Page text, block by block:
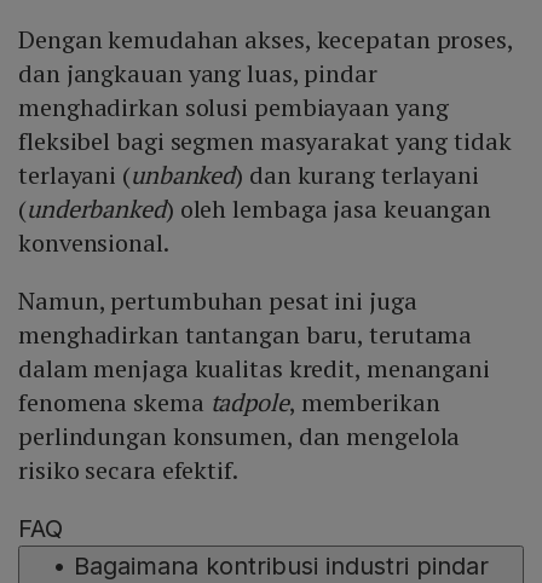
Dengan kemudahan akses, kecepatan proses,
dan jangkauan yang luas, pindar
menghadirkan solusi pembiayaan yang
fleksibel bagi segmen masyarakat yang tidak
terlayani (unbanked) dan kurang terlayani
(underbanked) oleh lembaga jasa keuangan
konvensional.
Namun, pertumbuhan pesat ini juga
menghadirkan tantangan baru, terutama
dalam menjaga kualitas kredit, menangani
fenomena skema tadpole, memberikan
perlindungan konsumen, dan mengelola
risiko secara efektif.
FAQ
• Bagaimana kontribusi industri pindar